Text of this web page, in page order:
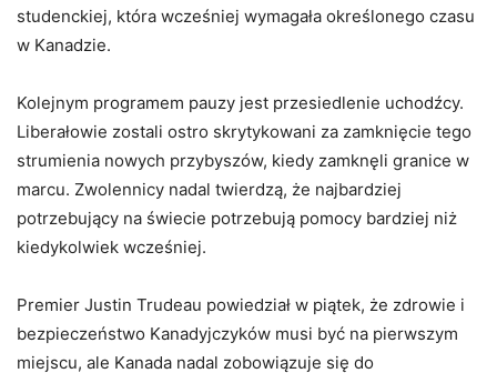
studenckiej, która wcześniej wymagała określonego czasu
w Kanadzie.
Kolejnym programem pauzy jest przesiedlenie uchodźcy.
Liberałowie zostali ostro skrytykowani za zamknięcie tego
strumienia nowych przybyszów, kiedy zamknęli granice w
marcu. Zwolennicy nadal twierdzą, że najbardziej
potrzebujący na świecie potrzebują pomocy bardziej niż
kiedykolwiek wcześniej.
Premier Justin Trudeau powiedział w piątek, że zdrowie i
bezpieczeństwo Kanadyjczyków musi być na pierwszym
miejscu, ale Kanada nadal zobowiązuje się do